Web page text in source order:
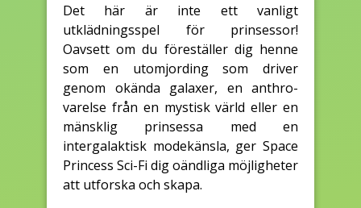
Det här är inte ett vanligt
utklädningsspel för prinsessor!
Oavsett om du föreställer dig henne
som en utomjording som driver
genom okända galaxer, en anthro-
varelse från en mystisk värld eller en
mänsklig prinsessa med en
intergalaktisk modekänsla, ger Space
Princess Sci-Fi dig oändliga möjligheter
att utforska och skapa.